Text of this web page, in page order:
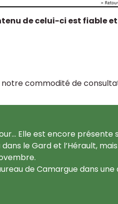
de celui-ci est fiable
notre commodité de
Elle est encore présente
le Gard et l’Hérault,
de Camargue dans une